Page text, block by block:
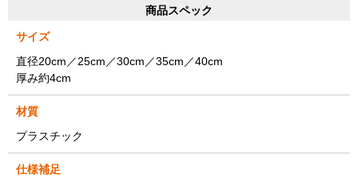
商品スペック
サイズ
直径20cm／25cm／30cm／35cm／40cm
厚み約4cm
材質
プラスチック
仕様補足